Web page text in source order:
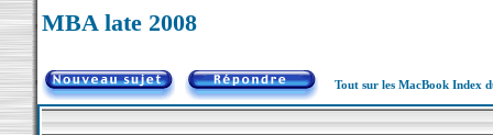
MBA late 2008
Tout sur les MacBook Index